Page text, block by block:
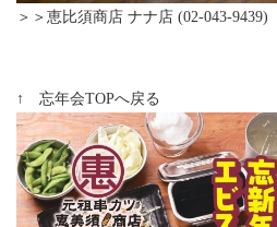
＞＞恵比須商店 ナナ店 (02-043-9439)
↑ 忘年会TOPへ戻る